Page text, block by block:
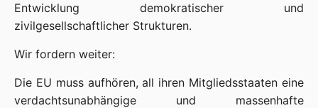
Entwicklung demokratischer und
zivilgesellschaftlicher Strukturen.
Wir fordern weiter:
Die EU muss aufhören, all ihren Mitgliedsstaaten eine
verdachtsunabhängige und massenhafte